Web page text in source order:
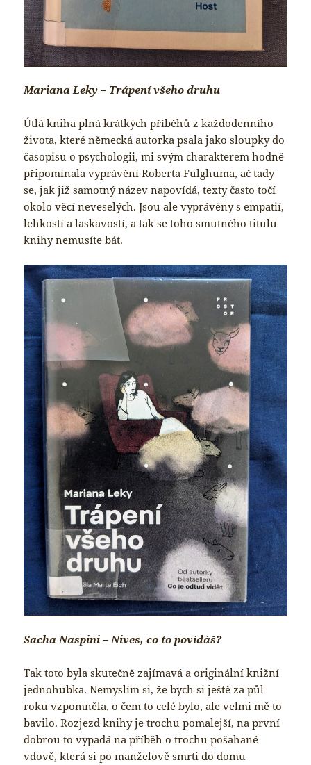
Mariana Leky – Trápení všeho druhu
Útlá kniha plná krátkých příběhů z každodenního
života, které německá autorka psala jako sloupky do
časopisu o psychologii, mi svým charakterem hodně
připomínala vyprávění Roberta Fulghuma, ač tady
se, jak již samotný název napovídá, texty často točí
okolo věcí neveselých. Jsou ale vyprávěny s empatií,
lehkostí a laskavostí, a tak se toho smutného titulu
knihy nemusíte bát.
Sacha Naspini – Nives, co to povídáš?
Tak toto byla skutečně zajímavá a originální knižní
jednohubka. Nemyslím si, že bych si ještě za půl
roku vzpomněla, o čem to celé bylo, ale velmi mě to
bavilo. Rozjezd knihy je trochu pomalejší, na první
dobrou to vypadá na příběh o trochu pošahané
vdově, která si po manželově smrti do domu